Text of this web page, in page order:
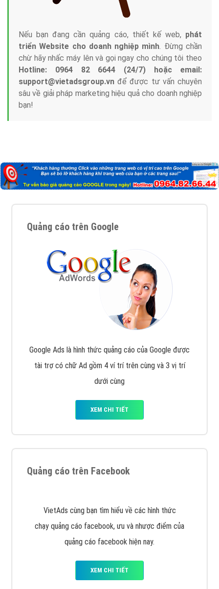
Nếu bạn đang cần quảng cáo, thiết kế web, phát
triển Website cho doanh nghiệp mình. Đừng chần
chừ hãy nhấc máy lên và gọi ngay cho chúng tôi theo
Hotline: 0964 82 6644 (24/7) hoặc email:
support@vietadsgroup.vn để được tư vấn chuyên
sâu về giải pháp marketing hiệu quả cho doanh nghiệp
bạn!
Quảng cáo trên Google
Google Ads là hình thức quảng cáo của Google được
tài trợ có chữ Ad gồm 4 ví trí trên cùng và 3 vị trí
dưới cùng
XEM CHI TIẾT
Quảng cáo trên Facebook